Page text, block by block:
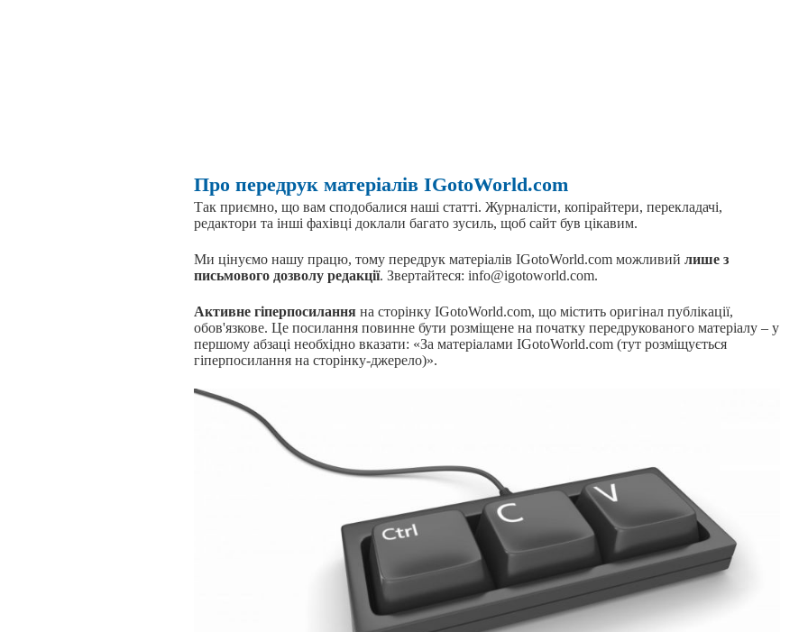
Про передрук матеріалів IGotoWorld.com
Так приємно, що вам сподобалися наші статті. Журналісти, копірайтери, перекладачі,
редактори та інші фахівці доклали багато зусиль, щоб сайт був цікавим.
Ми цінуємо нашу працю, тому передрук матеріалів IGotoWorld.com можливий лише з
письмового дозволу редакції. Звертайтеся: info@igotoworld.com.
Активне гіперпосилання на сторінку IGotoWorld.com, що містить оригінал публікації,
обов'язкове. Це посилання повинне бути розміщене на початку передрукованого матеріалу – у
першому абзаці необхідно вказати: «За матеріалами IGotoWorld.com (тут розміщується
гіперпосилання на сторінку-джерело)».